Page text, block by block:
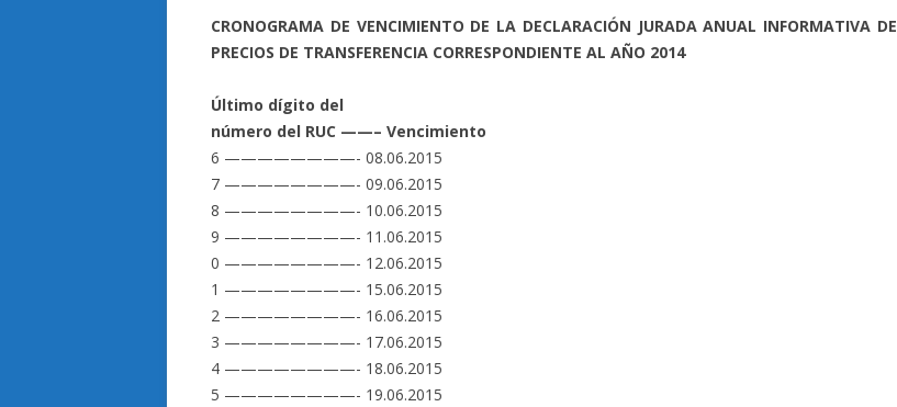
CRONOGRAMA DE VENCIMIENTO DE LA DECLARACIÓN JURADA ANUAL INFORMATIVA DE
PRECIOS DE TRANSFERENCIA CORRESPONDIENTE AL AÑO 2014
Último dígito del
número del RUC ——– Vencimiento
6 ————————- 08.06.2015
7 ————————- 09.06.2015
8 ————————- 10.06.2015
9 ————————- 11.06.2015
0 ————————- 12.06.2015
1 ————————- 15.06.2015
2 ————————- 16.06.2015
3 ————————- 17.06.2015
4 ————————- 18.06.2015
5 ————————- 19.06.2015